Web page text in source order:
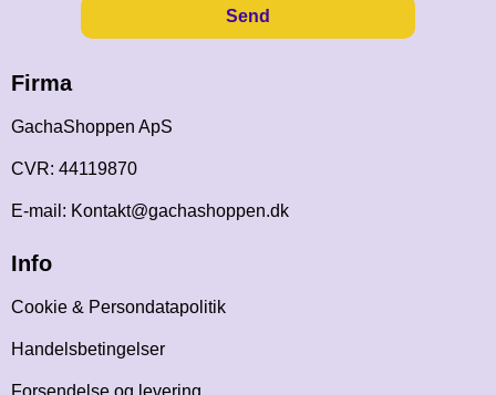
Send
Firma
GachaShoppen ApS
CVR: 44119870
E-mail: Kontakt@gachashoppen.dk
Info
Cookie & Persondatapolitik
Handelsbetingelser